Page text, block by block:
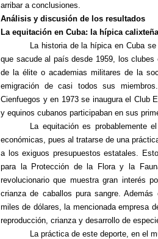
arribar a conclusiones.
Análisis y discusión de los resultados
La equitación en Cuba: la hípica calixteña
La historia de la hípica en Cuba
que sacude al país desde 1959, los
de la élite o academias militares de la
emigración de casi todos sus
Cienfuegos y en 1973 se inaugura el Club
y equinos cubanos participaban en sus
La equitación es probablemente
económicas, pues al tratarse de una
a los exiguos presupuestos estatales.
para la Protección de la Flora y la
revolucionario que muestra gran interés
crianza de caballos pura sangre.
miles de dólares, la mencionada empresa
reproducción, crianza y desarrollo de
La práctica de este deporte, en el